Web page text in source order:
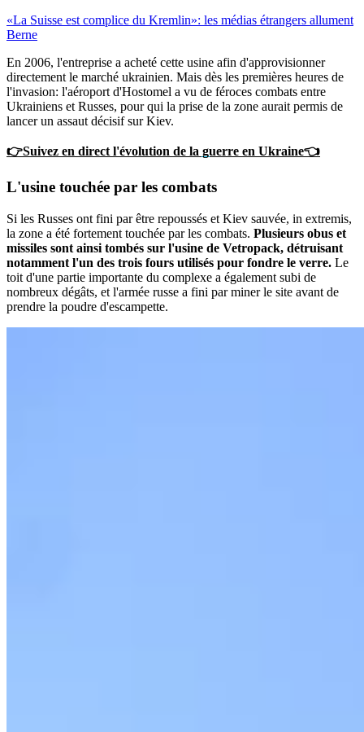
«La Suisse est complice du Kremlin»: les médias étrangers allument
Berne
En 2006, l'entreprise a acheté cette usine afin d'approvisionner
directement le marché ukrainien. Mais dès les premières heures de
l'invasion: l'aéroport d'Hostomel a vu de féroces combats entre
Ukrainiens et Russes, pour qui la prise de la zone aurait permis de
lancer un assaut décisif sur Kiev.
👉Suivez en direct l'évolution de la guerre en Ukraine👈
L'usine touchée par les combats
Si les Russes ont fini par être repoussés et Kiev sauvée, in extremis,
la zone a été fortement touchée par les combats. Plusieurs obus et
missiles sont ainsi tombés sur l'usine de Vetropack, détruisant
notamment l'un des trois fours utilisés pour fondre le verre. Le
toit d'une partie importante du complexe a également subi de
nombreux dégâts, et l'armée russe a fini par miner le site avant de
prendre la poudre d'escampette.